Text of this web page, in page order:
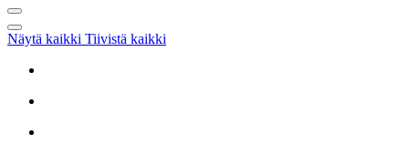
Näytä kaikki Tiivistä kaikki